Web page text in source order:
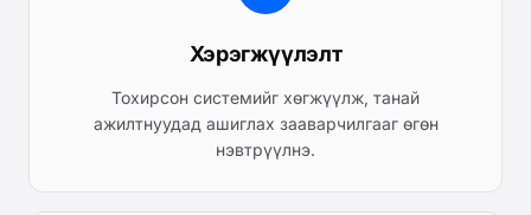
Хэрэгжүүлэлт
Тохирсон системийг хөгжүүлж, танай
ажилтнуудад ашиглах зааварчилгааг өгөн
нэвтрүүлнэ.